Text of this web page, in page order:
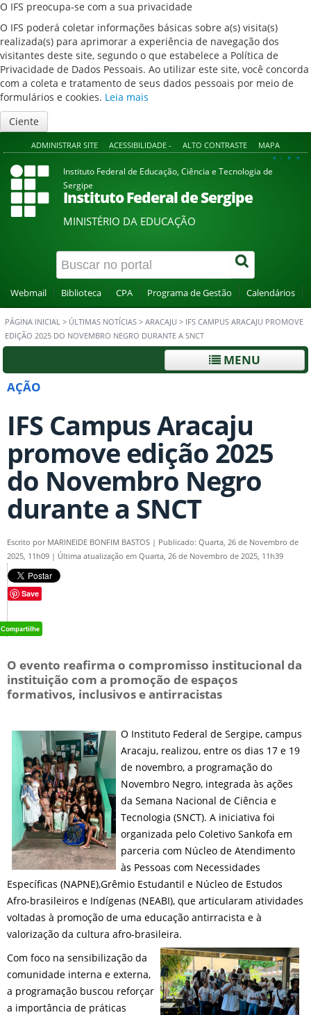
O IFS preocupa-se com a sua privacidade
O IFS poderá coletar informações básicas sobre a(s) visita(s)
realizada(s) para aprimorar a experiência de navegação dos
visitantes deste site, segundo o que estabelece a Política de
Privacidade de Dados Pessoais. Ao utilizar este site, você concorda
com a coleta e tratamento de seus dados pessoais por meio de
formulários e cookies. Leia mais
Ciente
ADMINISTRAR SITE ACESSIBILIDADE - ALTO CONTRASTE MAPA
A+ A A-
Instituto Federal de Educação, Ciência e Tecnologia de
Sergipe
Instituto Federal de Sergipe
MINISTÉRIO DA EDUCAÇÃO
Webmail Biblioteca CPA Programa de Gestão Calendários
PÁGINA INICIAL > ÚLTIMAS NOTÍCIAS > ARACAJU > IFS CAMPUS ARACAJU PROMOVE
EDIÇÃO 2025 DO NOVEMBRO NEGRO DURANTE A SNCT
MENU
AÇÃO
IFS Campus Aracaju
promove edição 2025
do Novembro Negro
durante a SNCT
Escrito por MARINEIDE BONFIM BASTOS | Publicado: Quarta, 26 de Novembro de
2025, 11h09 | Última atualização em Quarta, 26 de Novembro de 2025, 11h39
Save
O evento reafirma o compromisso institucional da
instituição com a promoção de espaços
formativos, inclusivos e antirracistas
O Instituto Federal de Sergipe, campus
Aracaju, realizou, entre os dias 17 e 19
de novembro, a programação do
Novembro Negro, integrada às ações
da Semana Nacional de Ciência e
Tecnologia (SNCT). A iniciativa foi
organizada pelo Coletivo Sankofa em
parceria com Núcleo de Atendimento
às Pessoas com Necessidades
Específicas (NAPNE),Grêmio Estudantil e Núcleo de Estudos
Afro-brasileiros e Indígenas (NEABI), que articularam atividades
voltadas à promoção de uma educação antirracista e à
valorização da cultura afro-brasileira.
Com foco na sensibilização da
comunidade interna e externa,
a programação buscou reforçar
a importância de práticas